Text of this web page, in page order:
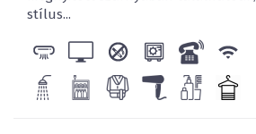
stílus...